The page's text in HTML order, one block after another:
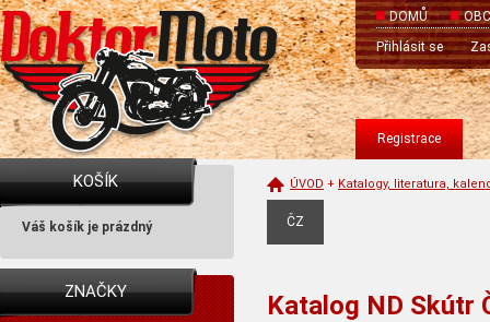
DOMŮ
Přihlásit se
Registrace
KOŠÍK
Váš košík je prázdný
ZNAČKY
ÚVOD + Katalogy, literatura,
ČZ
Katalog ND Skútr